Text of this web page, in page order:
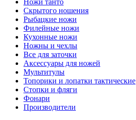
Ножи танто
Скрытого ношения
Рыбацкие ножи
Филейные ножи
Кухонные ножи
Ножны и чехлы
Все для заточки
Аксессуары для ножей
Мультитулы
Топорики и лопатки тактические
Стопки и фляги
Фонари
Производители